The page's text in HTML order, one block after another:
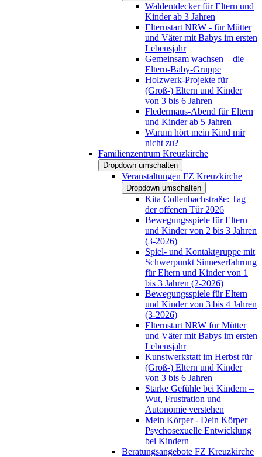
Waldentdecker für Eltern und
Kinder ab 3 Jahren
Elternstart NRW - für Mütter
und Väter mit Babys im ersten
Lebensjahr
Gemeinsam wachsen – die
Eltern-Baby-Gruppe
Holzwerk-Projekte für
(Groß-) Eltern und Kinder
von 3 bis 6 Jahren
Fledermaus-Abend für Eltern
und Kinder ab 5 Jahren
Warum hört mein Kind mir
nicht zu?
Familienzentrum Kreuzkirche
Dropdown umschalten
Veranstaltungen FZ Kreuzkirche
Dropdown umschalten
Kita Collenbachstraße: Tag
der offenen Tür 2026
Bewegungsspiele für Eltern
und Kinder von 2 bis 3 Jahren
(3-2026)
Spiel- und Kontaktgruppe mit
Schwerpunkt Sinneserfahrung
für Eltern und Kinder von 1
bis 3 Jahren (2-2026)
Bewegungsspiele für Eltern
und Kinder von 3 bis 4 Jahren
(3-2026)
Elternstart NRW für Mütter
und Väter mit Babys im ersten
Lebensjahr
Kunstwerkstatt im Herbst für
(Groß-) Eltern und Kinder
von 3 bis 6 Jahren
Starke Gefühle bei Kindern –
Wut, Frustration und
Autonomie verstehen
Mein Körper - Dein Körper
Psychosexuelle Entwicklung
bei Kindern
Beratungsangebote FZ Kreuzkirche